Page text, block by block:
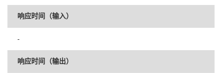
响应时间（输入）
-
响应时间（输出）